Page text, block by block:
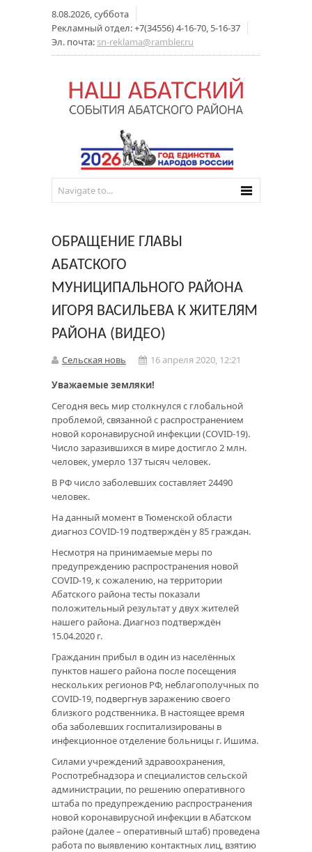
8.08.2026, суббота
Рекламный отдел: +7(34556) 4-16-70, 5-16-37
Эл. почта: sn-reklama@rambler.ru
ОБРАЩЕНИЕ ГЛАВЫ
АБАТСКОГО
МУНИЦИПАЛЬНОГО РАЙОНА
ИГОРЯ ВАСИЛЬЕВА К ЖИТЕЛЯМ
РАЙОНА (ВИДЕО)
Сельская новь
16 апреля 2020, 12:21
Уважаемые земляки!
Сегодня весь мир столкнулся с глобальной
проблемой, связанной с распространением
новой коронавирусной инфекции (COVID-19).
Число заразившихся в мире достигло 2 млн.
человек, умерло 137 тысяч человек.
В РФ число заболевших составляет 24490
человек.
На данный момент в Тюменской области
диагноз COVID-19 подтверждён у 85 граждан.
Несмотря на принимаемые меры по
предупреждению распространения новой
COVID-19, к сожалению, на территории
Абатского района тесты показали
положительный результат у двух жителей
нашего района. Диагноз подтверждён
15.04.2020 г.
Гражданин прибыл в один из населённых
пунктов нашего района после посещения
нескольких регионов РФ, неблагополучных по
COVID-19, подвергнув заражению своего
близкого родственника. В настоящее время
оба заболевших госпитализированы в
инфекционное отделение больницы г. Ишима.
Силами учреждений здравоохранения,
Роспотребнадзора и специалистов сельской
администрации, по решению оперативного
штаба по предупреждению распространения
новой коронавирусной инфекции в Абатском
районе (далее – оперативный штаб) проведена
работа по выявлению контактных лиц, взятию